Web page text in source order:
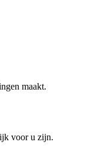
maakt.
voor u zijn.